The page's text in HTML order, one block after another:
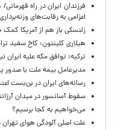
​فرزندان ایران در راه
اعزامی به رقابت‌های
زلنسکی باز هم از آمریکا
هیلاری کلینتون: کاخ سفید
ترکیه: توافق مکه علیه ایران
مدیرعامل بیمه ملت با صدور
رسانه‌های ایران در بن‌بست
سقوط آسانسور در میدان آرژانتین/ ۹ نفر
می‌خواهیم به کجا برسیم؟
علت اصلی آلودگی هوای تهران